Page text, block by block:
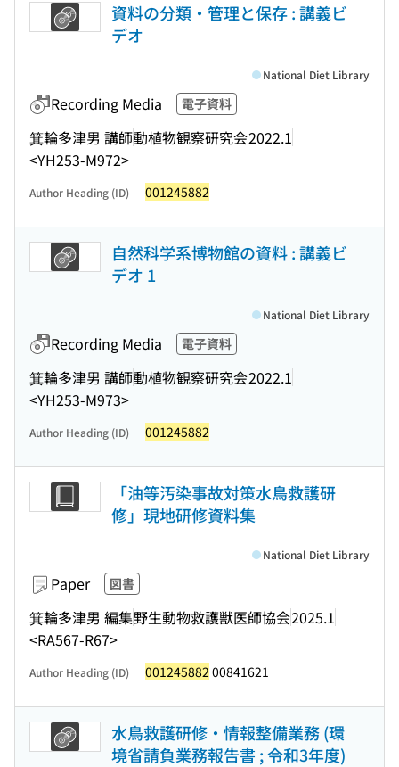
資料の分類・管理と保存 : 講義ビ
デオ
Recording Media 電子資料
箕輪多津男 講師動植物観察研究会2022.1
<YH253-M972>
National Diet Library
Author Heading (ID) 001245882
自然科学系博物館の資料 : 講義ビ
デオ 1
Recording Media 電子資料
箕輪多津男 講師動植物観察研究会2022.1
<YH253-M973>
National Diet Library
Author Heading (ID) 001245882
「油等汚染事故対策水鳥救護研
修」現地研修資料集
Paper 図書
箕輪多津男 編集野生動物救護獣医師協会2025.1
<RA567-R67>
National Diet Library
Author Heading (ID) 001245882 00841621
水鳥救護研修・情報整備業務 (環
境省請負業務報告書 ; 令和3年度)